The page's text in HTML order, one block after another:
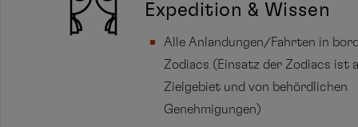
Expedition & Wissen
Alle Anlandungen/Fahrten in
Zodiacs (Einsatz der Zodiacs ist
Zielgebiet und von behördlichen
Genehmigungen)